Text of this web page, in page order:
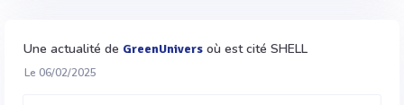
Une actualité de GreenUnivers où est cité SHELL
Le 06/02/2025